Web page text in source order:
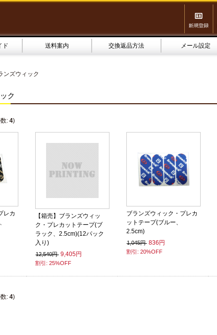
ド 送料案内 交換返品方法 メール設定
ンズウィック
ク
: 4)
レカ
【箱売】ブランズウィッ
ク・プレカットテープ(ブ
ラック、2.5cm)(12パック
入り)
12,540円 9,405円
割引: 25%OFF
ブランズウィック・プレカ
ットテープ(ブルー、
2.5cm)
1,045円 836円
割引: 20%OFF
: 4)